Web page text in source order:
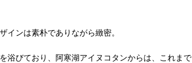
インは素朴でありながら緻密。
浴びており、阿寒湖アイヌコタンからは、これまで